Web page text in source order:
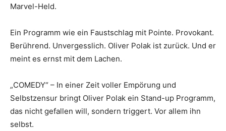
Marvel-Held.
Ein Programm wie ein Faustschlag mit Pointe. Provokant.
Berührend. Unvergesslich. Oliver Polak ist zurück. Und er
meint es ernst mit dem Lachen.
„COMEDY“ – In einer Zeit voller Empörung und
Selbstzensur bringt Oliver Polak ein Stand-up Programm,
das nicht gefallen will, sondern triggert. Vor allem ihn
selbst.